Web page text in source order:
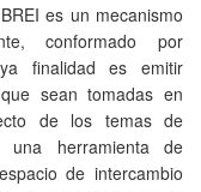
es un mecanismo
conformado por
finalidad es emitir
sean tomadas en
de los temas de
una herramienta de
de intercambio